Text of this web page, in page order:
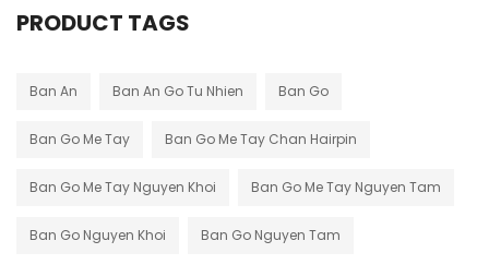
PRODUCT TAGS
Ban An Ban An Go Tu Nhien Ban Go
Ban Go Me Tay Ban Go Me Tay Chan Hairpin
Ban Go Me Tay Nguyen Khoi Ban Go Me Tay Nguyen Tam
Ban Go Nguyen Khoi Ban Go Nguyen Tam